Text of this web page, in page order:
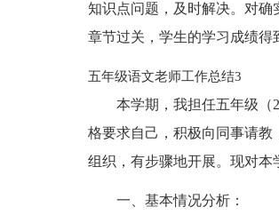
知识点问题，及时解决。对
章节过关，学生的学习成绩得
五年级语文老师工作总结3
本学期，我担任五年级（
格要求自己，积极向同事请
组织，有步骤地开展。现对本
一、基本情况分析：